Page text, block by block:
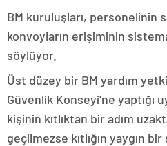
BM kuruluşları, personelinin
konvoyların erişiminin
söylüyor.
Üst düzey bir BM yardım
Güvenlik Konseyi’ne yaptığı
kişinin kıtlıktan bir adım
geçilmezse kıtlığın yaygın